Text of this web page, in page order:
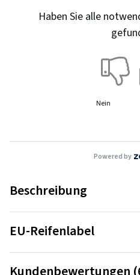
Haben Sie alle
Nein
Powered by
Beschreibung
Quatrac 5
EU-Reifenlabel
Die Reifen-Kennzeichnungs-
Informationspflichten zu